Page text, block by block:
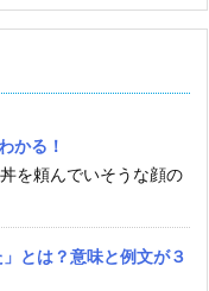
かる！
を頼んでいそうな顔の
とは？意味と例文が３